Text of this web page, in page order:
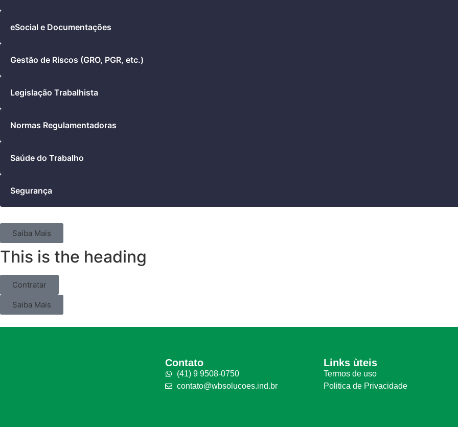
eSocial e Documentações
Gestão de Riscos (GRO, PGR, etc.)
Legislação Trabalhista
Normas Regulamentadoras
Saúde do Trabalho
Segurança
Saiba Mais
This is the heading
Contratar
Saiba Mais
Contato
(41) 9 9508-0750
contato@wbsolucoes.ind.br
Links ùteis
Termos de uso
Politica de Privacidade